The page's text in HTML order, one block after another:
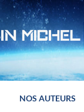
NOS AUTEURS